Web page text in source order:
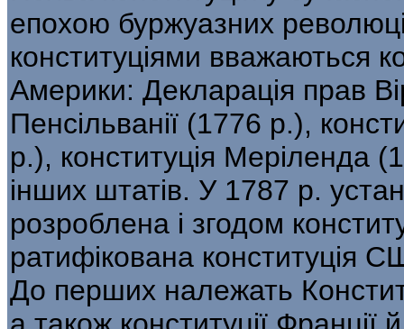
епохою буржуазних
конституціями вважаються
Америки: Декларація прав
Пенсільванії (1776 p.),
p.), конституція Меріленда
інших штатів. У 1787 р.
розроблена і згодом
ратифікована конституція
До перших належать